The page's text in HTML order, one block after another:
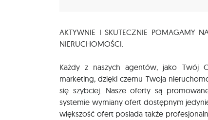
AKTYWNIE I SKUTECZNIE POMAGAMY
NIERUCHOMOŚCI.
Każdy z naszych agentów, jako Twój
marketing, dzięki czemu Twoja
się szybciej. Nasze oferty są
systemie wymiany ofert dostępnym
większość ofert posiada także